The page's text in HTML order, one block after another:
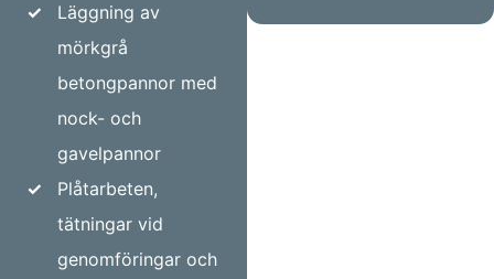
✓
Läggning av
mörkgrå
betongpannor med
nock- och
gavelpannor
✓
Plåtarbeten,
tätningar vid
genomföringar och